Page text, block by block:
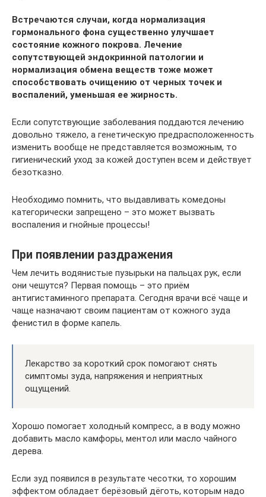
Встречаются случаи, когда нормализация
гормонального фона существенно улучшает
состояние кожного покрова. Лечение
сопутствующей эндокринной патологии и
нормализация обмена веществ тоже может
способствовать очищению от черных точек и
воспалений, уменьшая ее жирность.
Если сопутствующие заболевания поддаются лечению
довольно тяжело, а генетическую предрасположенность
изменить вообще не представляется возможным, то
гигиенический уход за кожей доступен всем и действует
безотказно.
Необходимо помнить, что выдавливать комедоны
категорически запрещено – это может вызвать
воспаления и гнойные процессы!
При появлении раздражения
Чем лечить водянистые пузырьки на пальцах рук, если
они чешутся? Первая помощь – это приём
антигистаминного препарата. Сегодня врачи всё чаще и
чаще назначают своим пациентам от кожного зуда
фенистил в форме капель.
Лекарство за короткий срок помогают снять
симптомы зуда, напряжения и неприятных
ощущений.
Хорошо помогает холодный компресс, а в воду можно
добавить масло камфоры, ментол или масло чайного
дерева.
Если зуд появился в результате чесотки, то хорошим
эффектом обладает берёзовый дёготь, которым надо